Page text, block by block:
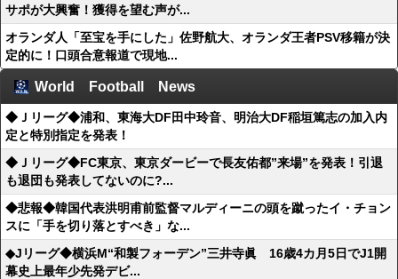
サポが大興奮！獲得を望む声が...
オランダ人「至宝を手にした」佐野航大、オランダ王者PSV移籍が決
定的に！口頭合意報道で現地...
World Football News
◆Ｊリーグ◆浦和、東海大DF田中玲音、明治大DF稲垣篤志の加入内
定と特別指定を発表！
◆Ｊリーグ◆FC東京、東京ダービーで長友佑都”来場”を発表！引退
も退団も発表してないのに?...
◆悲報◆韓国代表洪明甫前監督マルディーニの頭を蹴ったイ・チョン
スに「手を切り落とすべき」な...
◆Jリーグ◆横浜M“和製フォーデン”三井寺眞 16歳4カ月5日でJ1開
幕史上最年少先発デビ...